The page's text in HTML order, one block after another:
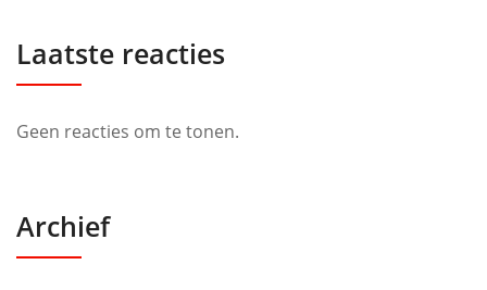
Laatste reacties
Geen reacties om te tonen.
Archief